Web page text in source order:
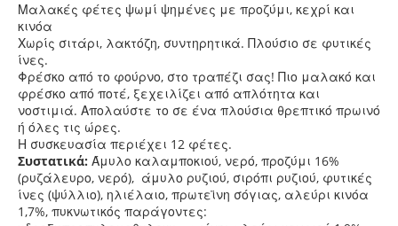
Μαλακές φέτες ψωμί ψημένες με προζύμι, κεχρί και
κινόα
Χωρίς σιτάρι, λακτόζη, συντηρητικά. Πλούσιο σε φυτικές
ίνες.
Φρέσκο από το φούρνο, στο τραπέζι σας! Πιο μαλακό και
φρέσκο από ποτέ, ξεχειλίζει από απλότητα και
νοστιμιά. Απολαύστε το σε ένα πλούσια θρεπτικό πρωινό
ή όλες τις ώρες.
Η συσκευασία περιέχει 12 φέτες.
Συστατικά: Άμυλο καλαμποκιού, νερό, προζύμι 16%
(ρυζάλευρο, νερό), άμυλο ρυζιού, σιρόπι ρυζιού, φυτικές
ίνες (ψύλλιο), ηλιέλαιο, πρωτεϊνη σόγιας, αλεύρι κινόα
1,7%, πυκνωτικός παράγοντες: